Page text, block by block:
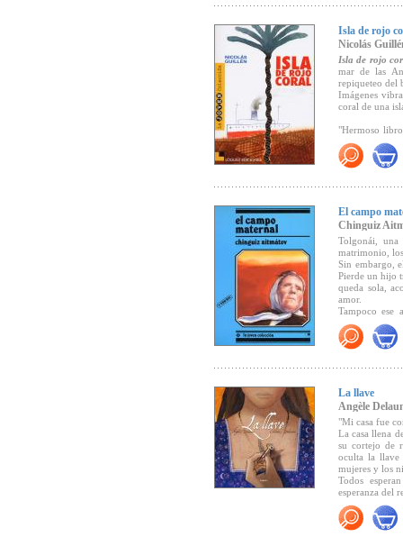
"... ¡dirigido a
invitan a
superior al de
"Nos cuenta
"Cuentos de
"Auténtico
autenticidad,
obligándole a
(Cuadernos
Premios
-Lista de
Isla de rojo
Nicolás
Isla de rojo
mar de las
repiqueteo del
Imágenes
coral de una
"Hermoso
poetas en
sobre la
También el
Infantil y
El campo
Chinguiz
Tolgonái,
matrimonio,
Sin embargo,
Pierde un hijo
queda sola,
amor.
Tampoco
relaciones
mantiene su
La llave
Angèle
"Mi casa fue
La casa llena
su cortejo de
oculta la llave
mujeres y los
Todos
esperanza del
PREMIOS